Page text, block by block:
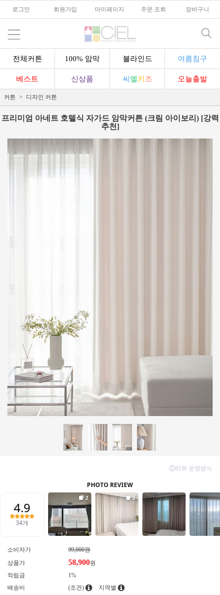
로그인 회원가입 마이페이지 주문 조회 장바구니
전체커튼 100% 암막 블라인드 여름침구
베스트 신상품 씨 엘키 즈 오늘출발
커튼 디자인 커튼
프리미엄 아네트 호텔식 자가드 암막커튼 (크림 아이보리) [강력
추천]
소비자가
99,000원
상품가
58,900원
적립금
1%
배송비
(조건) 지역별